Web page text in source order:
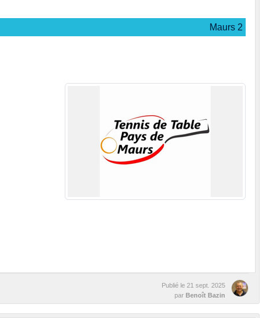
Maurs 2
Publié le 21 sept. 2025
par Benoît Bazin